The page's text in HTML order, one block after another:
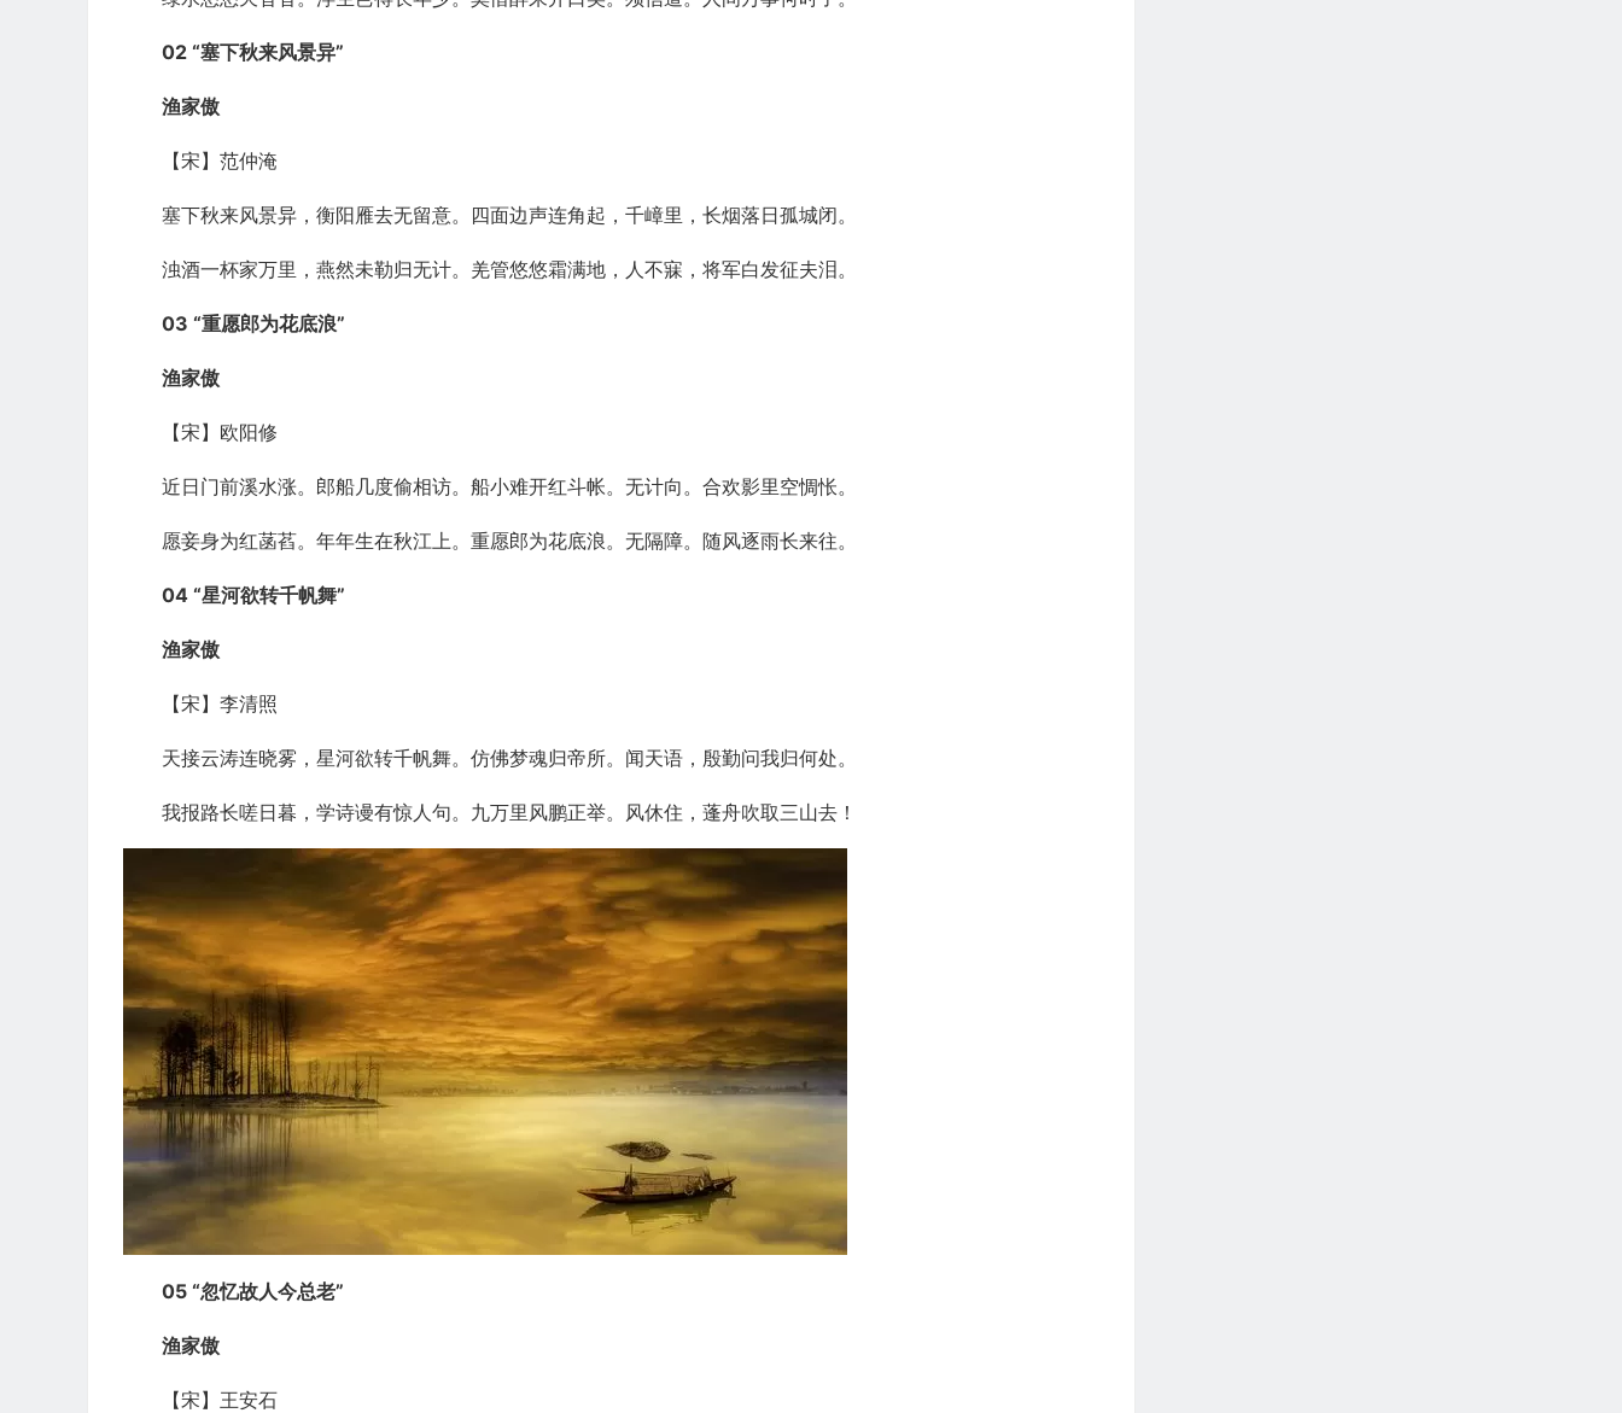
02 “塞下秋来风景异”
渔家傲
【宋】范仲淹
塞下秋来风景异，衡阳雁去无留意。四面边声连角起，千嶂里，长烟落日孤城闭。
浊酒一杯家万里，燕然未勒归无计。羌管悠悠霜满地，人不寐，将军白发征夫泪。
03 “重愿郎为花底浪”
渔家傲
【宋】欧阳修
近日门前溪水涨。郎船几度偷相访。船小难开红斗帐。无计向。合欢影里空惆怅。
愿妾身为红菡萏。年年生在秋江上。重愿郎为花底浪。无隔障。随风逐雨长来往。
04 “星河欲转千帆舞”
渔家傲
【宋】李清照
天接云涛连晓雾，星河欲转千帆舞。仿佛梦魂归帝所。闻天语，殷勤问我归何处。
我报路长嗟日暮，学诗谩有惊人句。九万里风鹏正举。风休住，蓬舟吹取三山去！
05 “忽忆故人今总老”
渔家傲
【宋】王安石